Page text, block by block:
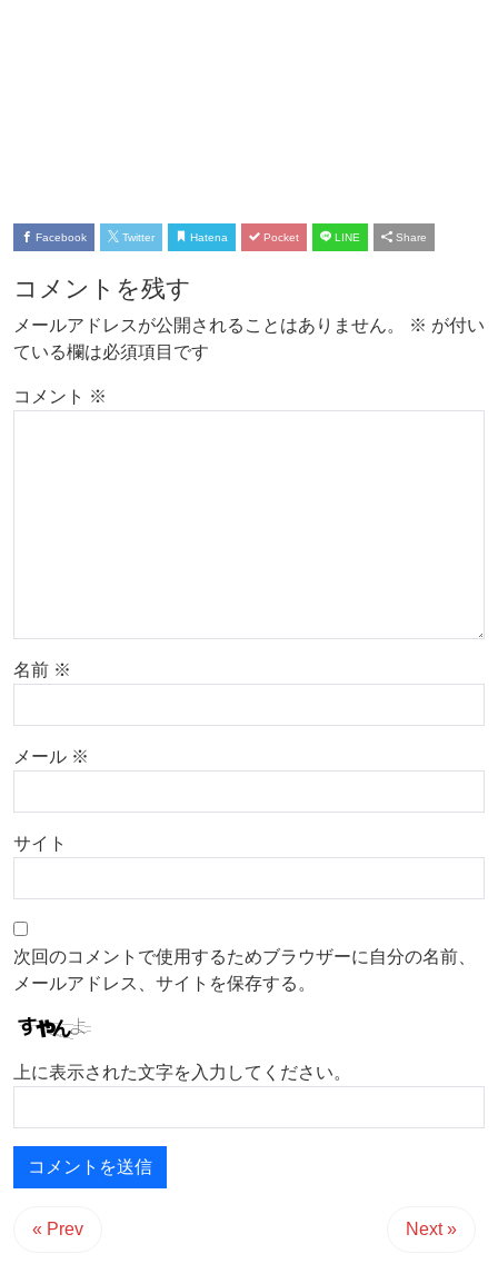
Facebook Twitter Hatena Pocket LINE Share
コメントを残す
メールアドレスが公開されることはありません。 ※ が付い
ている欄は必須項目です
コメント ※
名前 ※
メール ※
サイト
次回のコメントで使用するためブラウザーに自分の名前、
メールアドレス、サイトを保存する。
上に表示された文字を入力してください。
« Prev Next »